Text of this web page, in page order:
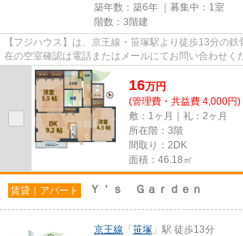
築年数：築6年 ｜募集中： 1室
階数：3階建
【フジハウス】は、京王線・笹塚駅より徒歩13分の鉄
在の空室確認は電話またはメールにてお問い合わせく
きちんと確認の上ご報告さ...
16万円
(管理費・共益費 4,000円)
敷：1ヶ月｜礼：2ヶ月
所在階：3階
間取り：2DK
面積：46.18㎡
賃貸｜アパート Ｙ＇ｓ Ｇａｒｄｅｎ
京王線 「 笹塚 」駅 徒歩13分